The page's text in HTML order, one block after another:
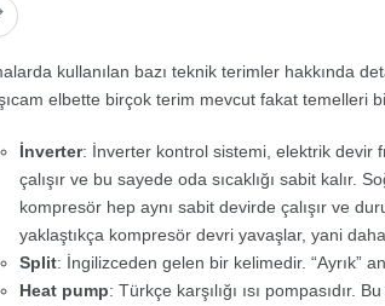
kullanılan bazı teknik terimler hakkında
elbette birçok terim mevcut fakat temelleri
İnverter: İnverter kontrol sistemi, elektrik devir
çalışır ve bu sayede oda sıcaklığı sabit kalır.
kompresör hep aynı sabit devirde çalışır ve
yaklaştıkça kompresör devri yavaşlar, yani
Split: İngilizceden gelen bir kelimedir. “Ayrık”
Heat pump: Türkçe karşılığı ısı pompasıdır.